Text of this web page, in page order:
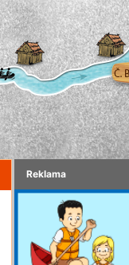
Reklama